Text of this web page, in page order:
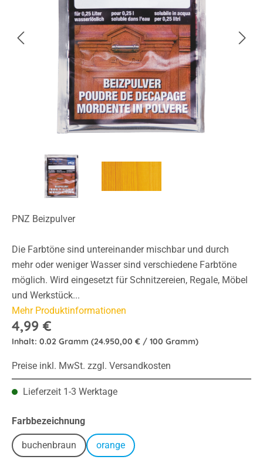
PNZ Beizpulver
Die Farbtöne sind untereinander mischbar und durch
mehr oder weniger Wasser sind verschiedene Farbtöne
möglich. Wird eingesetzt für Schnitzereien, Regale, Möbel
und Werkstück...
Mehr Produktinformationen
4,99 €
Inhalt: 0.02 Gramm (24.950,00 € / 100 Gramm)
Preise inkl. MwSt. zzgl. Versandkosten
Lieferzeit 1-3 Werktage
Farbbezeichnungauswählen
buchenbraun orange